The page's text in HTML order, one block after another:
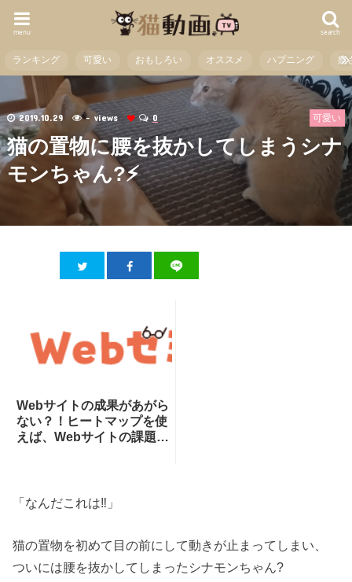
search
menu
ランキング 可愛い おもしろい オススメ ハプニング 癒
可愛い
2019.10.29 - views 0
猫の置物に腰を抜かしてしまうシナ
モンちゃん?⚡
Webサイトの成果があがら
ない？！ヒートマップを使
えば、Webサイトの課題が
「なんだこれは‼」
猫の置物を初めて目の前にして動きが止まってしまい、
ついには腰を抜かしてしまったシナモンちゃん?